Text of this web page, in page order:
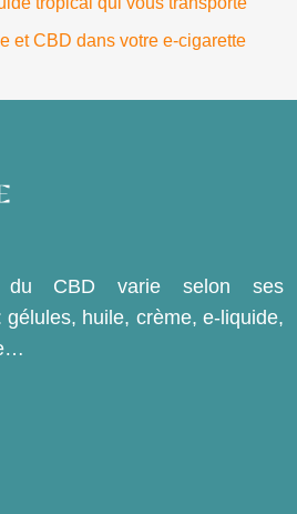
et CBD dans votre e-cigarette
du CBD varie selon ses
huile, crème, e-liquide,